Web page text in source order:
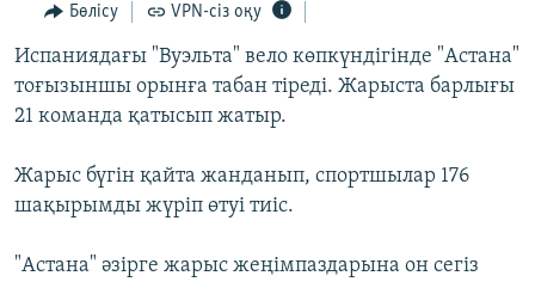
Search
ӘЛЕУМЕТ
ӘЛЕМ
АРНАЙЫ ЖОБАЛАР
Русский
Бөлісу VPN-сіз оқу
Испаниядағы "Вуэльта" вело көпкүндігінде "Астана"
тоғызыншы орынға табан тіреді. Жарыста барлығы
21 команда қатысып жатыр.
Жарыс бүгін қайта жанданып, спортшылар 176
шақырымды жүріп өтуі тиіс.
"Астана" әзірге жарыс жеңімпаздарына он сегіз